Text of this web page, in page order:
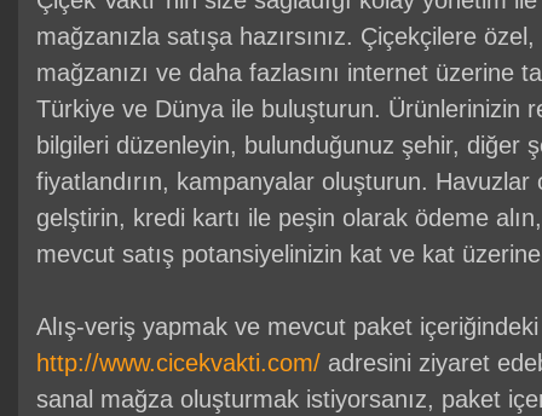
mağzanızla satışa hazırsınız. Çiçekçilere
mağzanızı ve daha fazlasını internet üzerine
Türkiye ve Dünya ile buluşturun. Ürünlerinizin
bilgileri düzenleyin, bulunduğunuz şehir, diğer
fiyatlandırın, kampanyalar oluşturun.
gelştirin, kredi kartı ile peşin olarak ödeme
mevcut satış potansiyelinizin kat ve kat üzerine
Alış-veriş yapmak ve mevcut paket
http://www.cicekvakti.com/ adresini ziyaret
sanal mağza oluşturmak istiyorsanız, paket